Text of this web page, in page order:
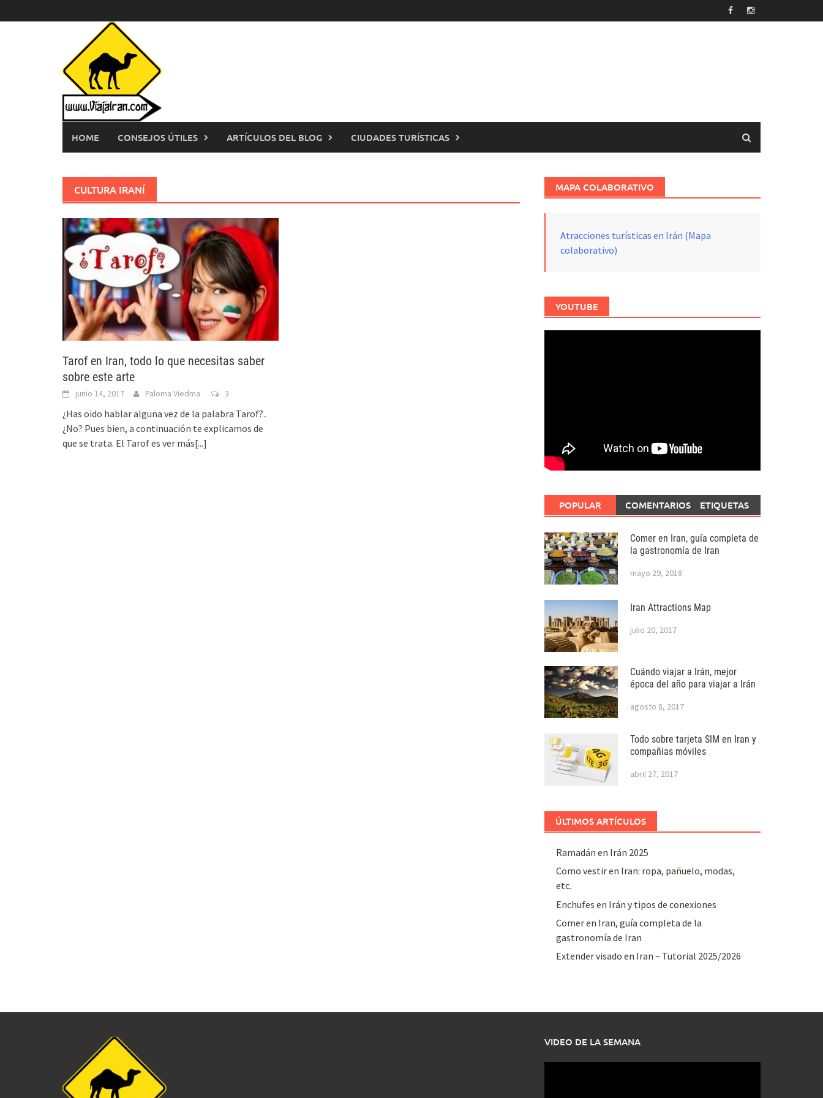
al
HOME CONSEJOS ÚTILES ARTÍCULOS DEL BLOG CIUDADES TURÍSTICAS
CULTURA IRANÍ
Tarof en Iran, todo lo que necesitas saber
sobre este arte
junio 14, 2017 Paloma Viedma 3
¿Has oido hablar alguna vez de la palabra Tarof?..
¿No? Pues bien, a continuación te explicamos de
que se trata. El Tarof es ver más[...]
MAPA COLABORATIVO
Atracciones turísticas en Irán (Mapa
colaborativo)
YOUTUBE
POPULAR COMENTARIOS ETIQUETAS
Comer en Iran, guía completa de
la gastronomía de Iran
mayo 29, 2018
Iran Attractions Map
julio 20, 2017
Cuándo viajar a Irán, mejor
época del año para viajar a Irán
agosto 8, 2017
Todo sobre tarjeta SIM en Iran y
compañias móviles
abril 27, 2017
ÚLTIMOS ARTÍCULOS
Ramadán en Irán 2025
Como vestir en Iran: ropa, pañuelo, modas,
etc.
Enchufes en Irán y tipos de conexiones
Comer en Iran, guía completa de la
gastronomía de Iran
Extender visado en Iran – Tutorial 2025/2026
VIDEO DE LA SEMANA